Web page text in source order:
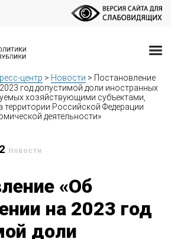
центр > Новости > Постановление
год допустимой доли иностранных
хозяйствующими субъектами,
Российской Федерации
деятельности»
Новости
«Об
на 2023 год
доли